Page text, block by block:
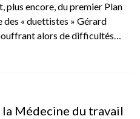
plus encore, du premier Plan
des « duettistes » Gérard
alors de difficultés…
la Médecine du travail